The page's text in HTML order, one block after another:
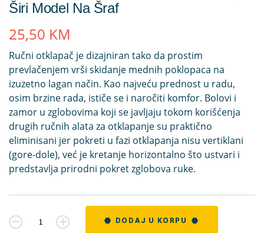
Širi Model Na Šraf
25,50 KM
Ručni otklapač je dizajniran tako da prostim
prevlačenjem vrši skidanje mednih poklopaca na
izuzetno lagan način. Kao najveću prednost u radu,
osim brzine rada, ističe se i naročiti komfor. Bolovi i
zamor u zglobovima koji se javljaju tokom korišćenja
drugih ručnih alata za otklapanje su praktično
eliminisani jer pokreti u fazi otklapanja nisu vertiklani
(gore-dole), već je kretanje horizontalno što ustvari i
predstavlja prirodni pokret zglobova ruke.
Kvantitet DODAJ U KORPU